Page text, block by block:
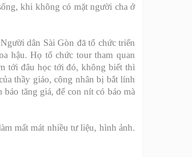
khi không có mặt người cha ở
dân Sài Gòn đã tổ chức triển
hậu. Họ tổ chức tour tham quan
tới đâu học tới đó, không biết thì
thầy giáo, công nhân bị bắt lính
tăng giá, để con nít có báo mà
mất mát nhiều tư liệu, hình ảnh.